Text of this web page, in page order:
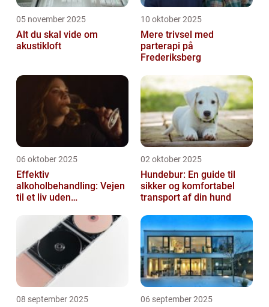
05 november 2025
Alt du skal vide om
akustikloft
10 oktober 2025
Mere trivsel med
parterapi på
Frederiksberg
06 oktober 2025
Effektiv
alkoholbehandling: Vejen
til et liv uden
02 oktober 2025
Hundebur: En guide til
sikker og komfortabel
transport af din hund
08 september 2025 06 september 2025